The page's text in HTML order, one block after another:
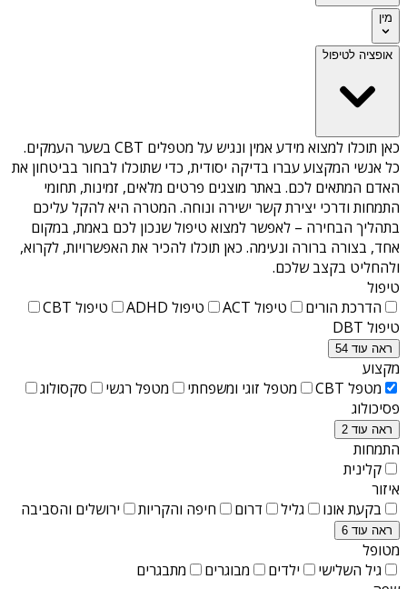
מין
אופציה לטיפול
כאן תוכלו למצוא מידע אמין ונגיש על מטפלים CBT בשער העמקים
.
כל אנשי המקצוע עברו בדיקה יסודית, כדי שתוכלו לבחור בביטחון את
האדם המתאים לכם. באתר מוצגים פרטים מלאים, זמינות, תחומי
התמחות ודרכי יצירת קשר ישירה ונוחה. המטרה היא להקל עליכם
בתהליך הבחירה – לאפשר למצוא טיפול שנכון לכם באמת, במקום
אחד, בצורה ברורה ונעימה. כאן תוכלו להכיר את האפשרויות, לקרוא,
ולהחליט בקצב שלכם.
טיפול
הדרכת הורים
טיפול ACT טיפול ADHD
טיפול CBT
טיפול DBT
ראה עוד 54
מקצוע
מטפל CBT
מטפל זוגי ומשפחתי מטפל רגשי
סקסולוג
פסיכולוג
ראה עוד 2
התמחות
קלינית
איזור
בקעת אונו
גליל דרום חיפה והקריות ירושלים והסביבה
ראה עוד 6
מטופל
גיל השלישי
ילדים מבוגרים
מתבגרים